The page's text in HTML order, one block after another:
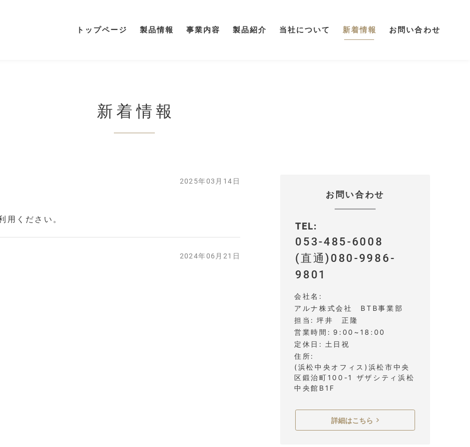
トップページ 製品情報 事業内容 製品紹介 当社について 新着情報 お問い合わせ
新着情報
2025年03月14日
用ください。
2024年06月21日
お問い合わせ
TEL
053-485-6008
(直通)080-9986-
9801
会社名
アルナ株式会社 BTB事業部
担当
坪井 正隆
営業時間
9:00~18:00
定休日
土日祝
住所
(浜松中央オフィス)浜松市中央
区鍛治町100-1 ザザシティ浜松
中央館B1F
詳細はこちら